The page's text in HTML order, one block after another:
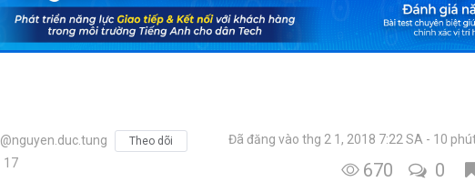
@nguyen.duc.tung Theo dõi
17
Đã đăng vào thg 2 1, 2018 7:22 SA 10
670 0